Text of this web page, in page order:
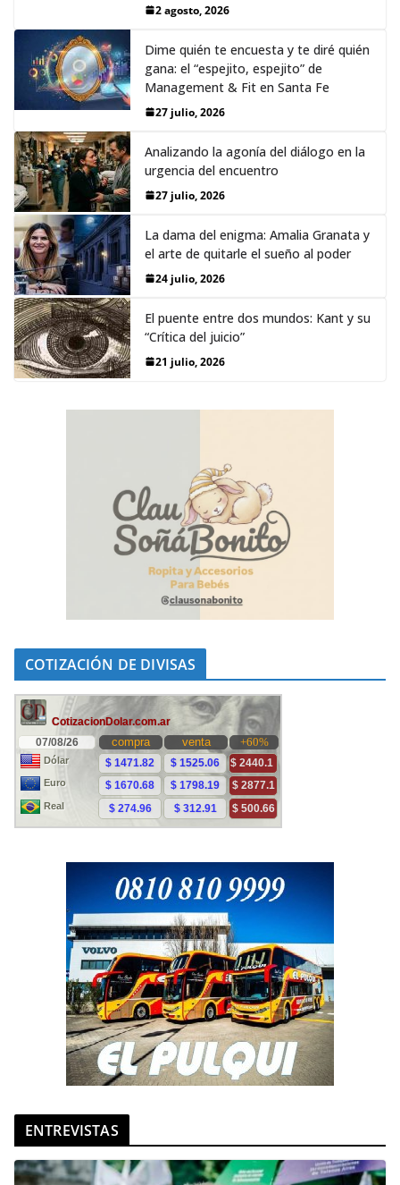
2 agosto, 2026
Dime quién te encuesta y te diré quién
gana: el “espejito, espejito” de
Management & Fit en Santa Fe
27 julio, 2026
Analizando la agonía del diálogo en la
urgencia del encuentro
27 julio, 2026
La dama del enigma: Amalia Granata y
el arte de quitarle el sueño al poder
24 julio, 2026
El puente entre dos mundos: Kant y su
“Crítica del juicio”
21 julio, 2026
COTIZACIÓN DE DIVISAS
ENTREVISTAS